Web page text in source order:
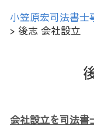
小笠原宏司法書士
> 後志 会社設立
会社設立を司法書